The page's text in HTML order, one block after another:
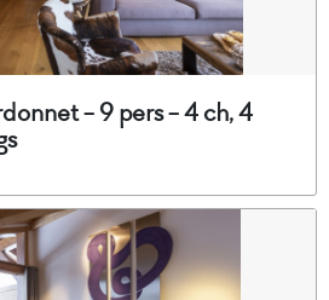
- 9 pers - 4 ch, 4